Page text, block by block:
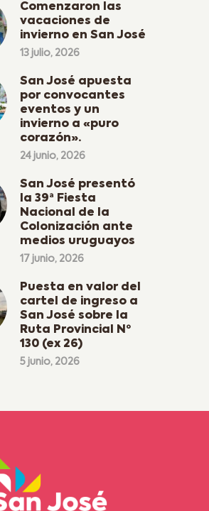
Comenzaron las
vacaciones de
invierno en San José
13 julio, 2026
San José apuesta
por convocantes
eventos y un
invierno a «puro
corazón».
24 junio, 2026
San José presentó
la 39ª Fiesta
Nacional de la
Colonización ante
medios uruguayos
17 junio, 2026
Puesta en valor del
cartel de ingreso a
San José sobre la
Ruta Provincial Nº
130 (ex 26)
5 junio, 2026